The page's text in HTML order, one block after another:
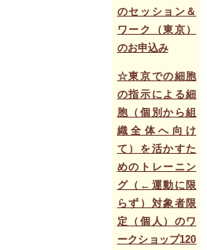
のセッション＆
ワーク（東京）
のお申込み
☆東京での細胞
の指示による細
胞（個別から組
織全体へ向け
て）を活かすた
めのトレーニン
グ（←運動に限
らず）対象者限
定（個人）のワ
ークショップ120